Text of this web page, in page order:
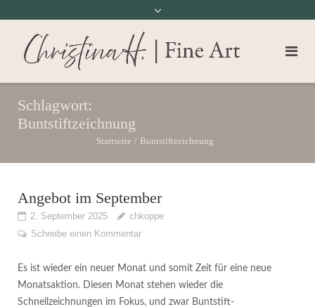
Schlagwort:
Buntstiftzeichnung
Startseite / Buntstiftzeichnung
Angebot im September
2. September 2025
chkoppe
Schreibe einen Kommentar
Es ist wieder ein neuer Monat und somit Zeit für eine neue
Monatsaktion. Diesen Monat stehen wieder die
Schnellzeichnungen im Fokus, und zwar Buntstift-